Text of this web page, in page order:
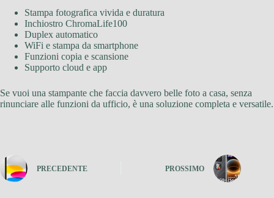
Stampa fotografica vivida e duratura
Inchiostro ChromaLife100
Duplex automatico
WiFi e stampa da smartphone
Funzioni copia e scansione
Supporto cloud e app
Se vuoi una stampante che faccia davvero belle foto a casa, senza
rinunciare alle funzioni da ufficio, è una soluzione completa e versatile.
PRECEDENTE PROSSIMO